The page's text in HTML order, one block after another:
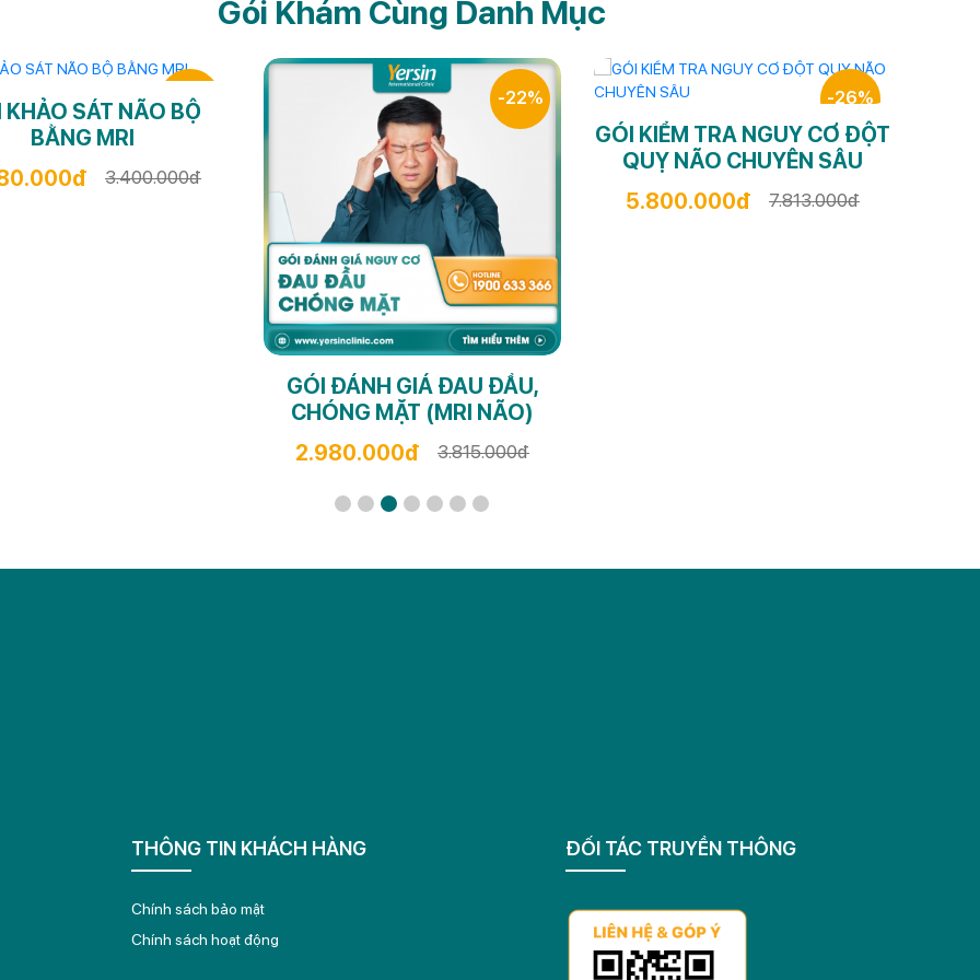
Gói Khám Cùng Danh Mục
-21%
KHẢO SÁT NÃO BỘ
BẰNG MRI
3.400.000đ
-22%
GÓI ĐÁNH GIÁ ĐAU ĐẦU,
CHÓNG MẶT (MRI NÃO)
2.980.000đ
3.815.000đ
-26%
GÓI KIỂM TRA NGUY CƠ ĐỘT
QUỴ NÃO CHUYÊN SÂU
5.800.000đ
7.813.000đ
THÔNG TIN KHÁCH HÀNG
Chính sách bảo mật
Chính sách hoạt động
ĐỐI TÁC TRUYỀN THÔNG